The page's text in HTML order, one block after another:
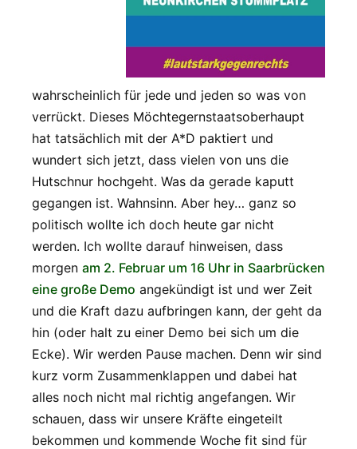
wahrscheinlich für jede und jeden so was von
verrückt. Dieses Möchtegernstaatsoberhaupt
hat tatsächlich mit der A*D paktiert und
wundert sich jetzt, dass vielen von uns die
Hutschnur hochgeht. Was da gerade kaputt
gegangen ist. Wahnsinn. Aber hey… ganz so
politisch wollte ich doch heute gar nicht
werden. Ich wollte darauf hinweisen, dass
morgen am 2. Februar um 16 Uhr in Saarbrücken
eine große Demo angekündigt ist und wer Zeit
und die Kraft dazu aufbringen kann, der geht da
hin (oder halt zu einer Demo bei sich um die
Ecke). Wir werden Pause machen. Denn wir sind
kurz vorm Zusammenklappen und dabei hat
alles noch nicht mal richtig angefangen. Wir
schauen, dass wir unsere Kräfte eingeteilt
bekommen und kommende Woche fit sind für